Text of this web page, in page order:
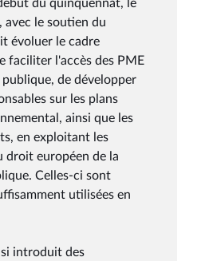
du quinquennat, le
avec le soutien du
évoluer le cadre
faciliter l'accès des PME
de développer
sur les plans
ainsi que les
en exploitant les
droit européen de la
Celles-ci sont
utilisées en
introduit des